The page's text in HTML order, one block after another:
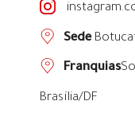
Sede
Franquias
Brasília/DF